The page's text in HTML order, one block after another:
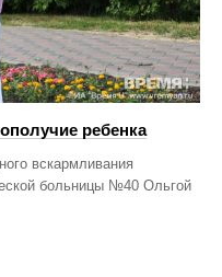
ребенка
вскармливания
больницы №40 Ольгой